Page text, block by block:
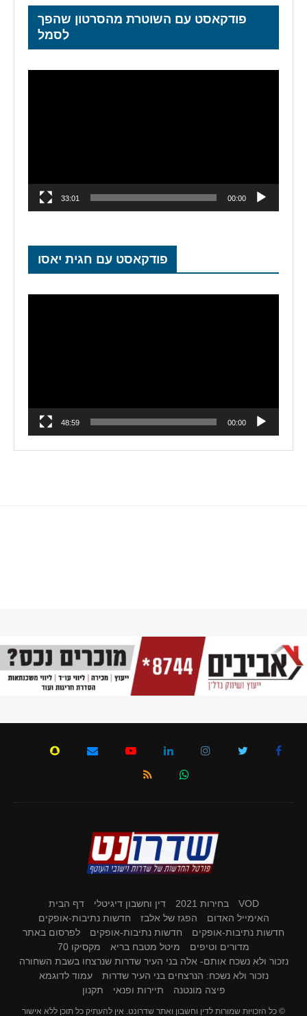
פודקאסט עם השוטרת מהסרטון שהפך
לסמל
00:00
33:01
פודקאסט עם חגית יאסו
00:00
48:59
VOD בחירות 2021 דין וחשבון דיגיטלי
דף הבית
האימייל האדום
הפגז של אלבז
חדשות נתיבות-אופקים
חדשות נתיבות-אופקים
חדשות נתיבות-אופקים
לפרסום באתר
מדורים וטיפים
מיטל מטבח בריא
מקסיקו 70
נזכור ולא נשכח אותם- אלה בני העיר שדרות שנרצחו בשבת השחורה
נזכור ולא נשכח: הנרצחים בני העיר שדרות
עמוד לדוגמא
פיצה מונטנה
תיירות ופנאי תקנון
© כל הזכויות שמורות לדין וחשבון ואתר שדרונט. אין להעתיק כל תוכן ללא אישור